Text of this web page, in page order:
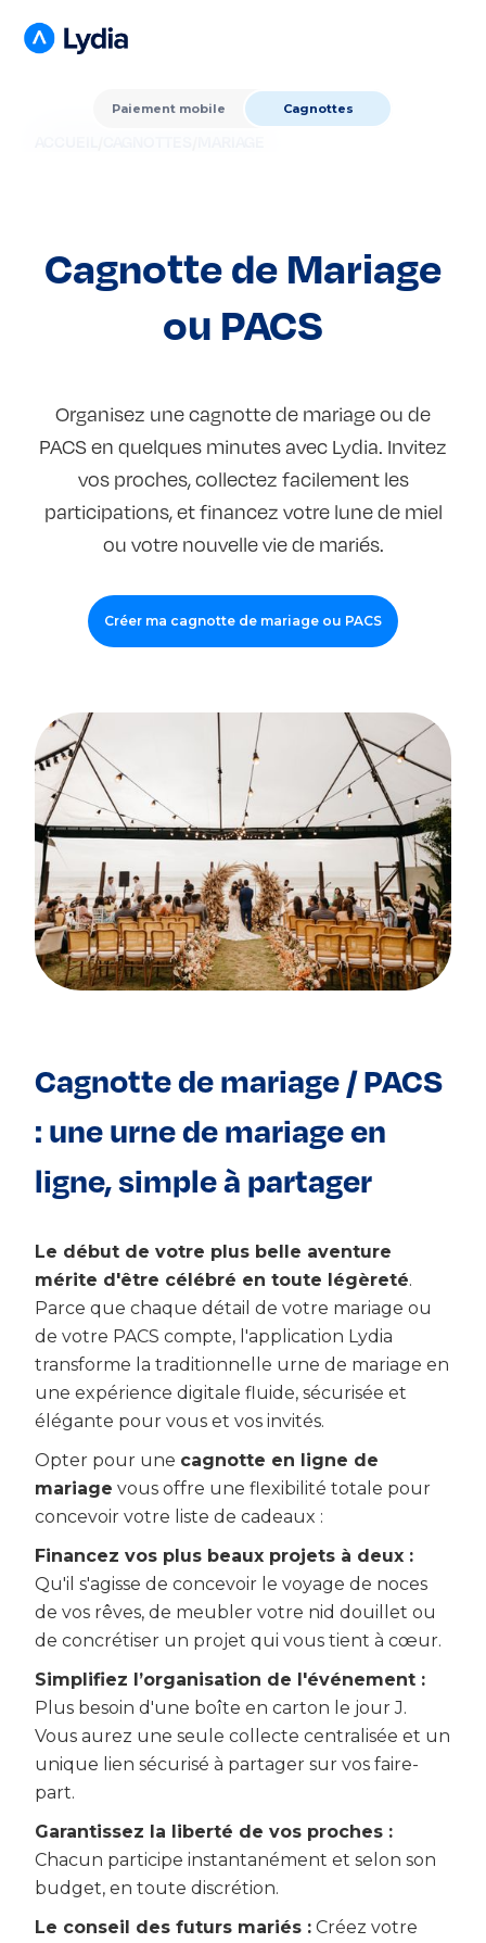
Paiement mobile Cagnottes
Cagnotte de Mariage
ou PACS
Organisez une cagnotte de mariage ou de
PACS en quelques minutes avec Lydia. Invitez
vos proches, collectez facilement les
participations, et financez votre lune de miel
ou votre nouvelle vie de mariés.
Créer ma cagnotte de mariage ou PACS
Cagnotte de mariage / PACS
: une urne de mariage en
ligne, simple à partager
Le début de votre plus belle aventure
mérite d'être célébré en toute légèreté.
Parce que chaque détail de votre mariage ou
de votre PACS compte, l'application Lydia
transforme la traditionnelle urne de mariage en
une expérience digitale fluide, sécurisée et
élégante pour vous et vos invités.
Opter pour une cagnotte en ligne de
mariage vous offre une flexibilité totale pour
concevoir votre liste de cadeaux :
Financez vos plus beaux projets à deux :
Qu'il s'agisse de concevoir le voyage de noces
de vos rêves, de meubler votre nid douillet ou
de concrétiser un projet qui vous tient à cœur.
Simplifiez l’organisation de l'événement :
Plus besoin d'une boîte en carton le jour J.
Vous aurez une seule collecte centralisée et un
unique lien sécurisé à partager sur vos faire-
part.
Garantissez la liberté de vos proches :
Chacun participe instantanément et selon son
budget, en toute discrétion.
Le conseil des futurs mariés : Créez votre